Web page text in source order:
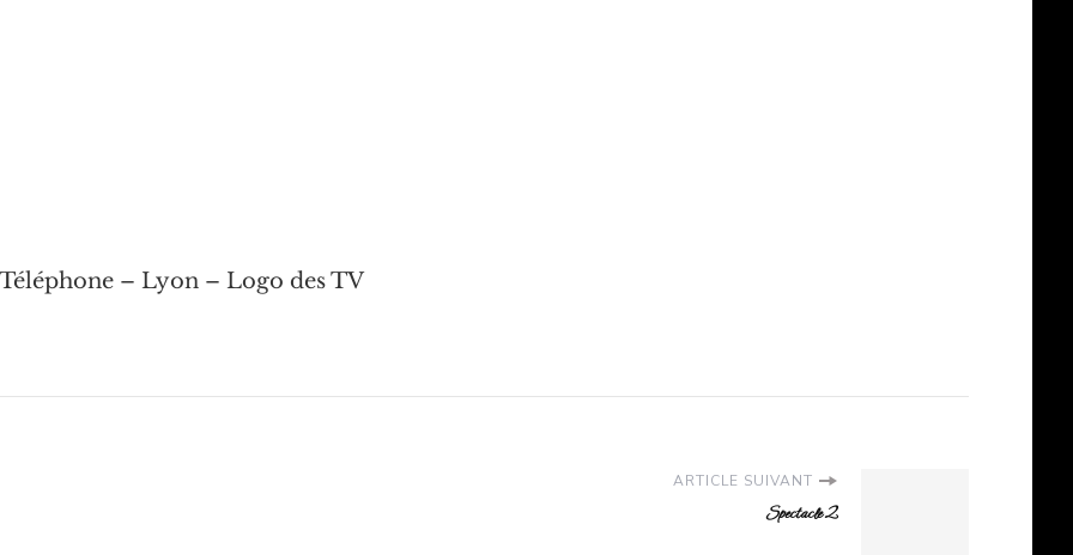
– Lyon – Logo des TV
ARTICLE SUIVANT
Spectacle 2